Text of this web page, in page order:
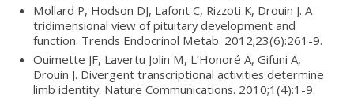
Mollard P, Hodson DJ, Lafont C, Rizzoti K, Drouin J. A
tridimensional view of pituitary development and
function. Trends Endocrinol Metab. 2012;23(6):261-9.
Ouimette JF, Lavertu Jolin M, L’Honoré A, Gifuni A,
Drouin J. Divergent transcriptional activities determine
limb identity. Nature Communications. 2010;1(4):1-9.